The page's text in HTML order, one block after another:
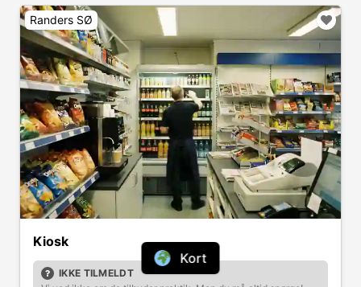
Kort
Randers SØ
Kiosk
IKKE TILMELDT